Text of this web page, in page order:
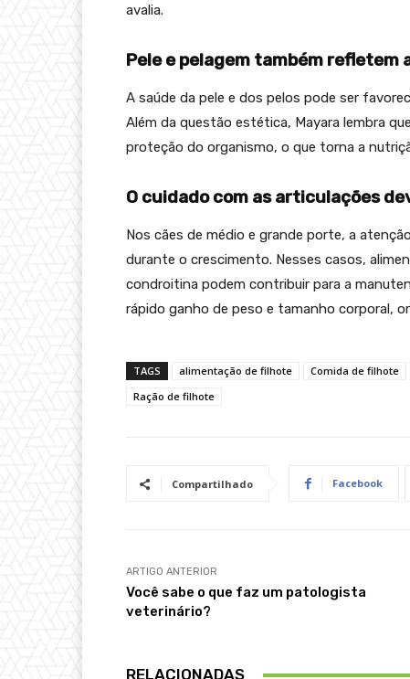
avalia.
Pele e pelagem também refletem
A saúde da pele e dos pelos pode ser
Além da questão estética, Mayara lembra
proteção do organismo, o que torna a
O cuidado com as articulações
Nos cães de médio e grande porte, a
durante o crescimento. Nesses casos,
condroitina podem contribuir para a
rápido ganho de peso e tamanho corporal,
TAGS alimentação de filhote Comida de filhote
Ração de filhote
Compartilhado Facebook
ARTIGO ANTERIOR
Você sabe o que faz um patologista
veterinário?
RELACIONADAS